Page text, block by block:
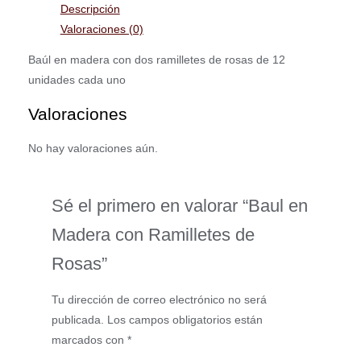
Descripción
Valoraciones (0)
Baúl en madera con dos ramilletes de rosas de 12
unidades cada uno
Valoraciones
No hay valoraciones aún.
Sé el primero en valorar “Baul en
Madera con Ramilletes de
Rosas”
Tu dirección de correo electrónico no será
publicada.
Los campos obligatorios están
marcados con *